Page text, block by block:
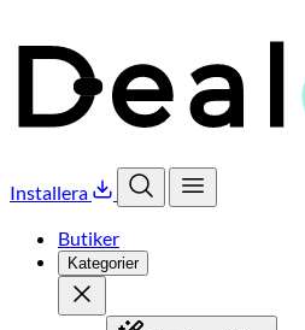
Installera
Öppna sökÖppna meny
Butiker
Kategorier
Stäng